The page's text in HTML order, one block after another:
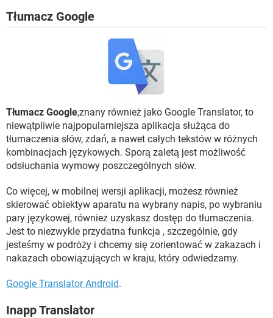
Tłumacz Google
Tłumacz Google,znany również jako Google Translator, to
niewątpliwie najpopularniejsza aplikacja służąca do
tłumaczenia słów, zdań, a nawet całych tekstów w różnych
kombinacjach językowych. Sporą zaletą jest możliwość
odsłuchania wymowy poszczególnych słów.
Co więcej, w mobilnej wersji aplikacji, możesz również
skierować obiektyw aparatu na wybrany napis, po wybraniu
pary językowej, również uzyskasz dostęp do tłumaczenia.
Jest to niezwykle przydatna funkcja , szczególnie, gdy
jesteśmy w podróży i chcemy się zorientować w zakazach i
nakazach obowiązujących w kraju, który odwiedzamy.
Google Translator Android.
Inapp Translator